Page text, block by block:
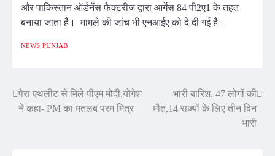
और पाकिस्तान ऑर्डनेंस फैक्टरीज द्वारा आर्गेस 84 पी2ए1 के तहत
बनाया जाता है। मामले की जांच भी एनआईए को दे दी गई है।
NEWS PUNJAB
Post
पैरा एथलीट से मिले पीएम मोदी,योगेश
ने कहा- PM का मतलब परम मित्र
भारी बारिश, 47 लोगों की
मौत,14 राज्यों के लिए तीन दिन
भारी